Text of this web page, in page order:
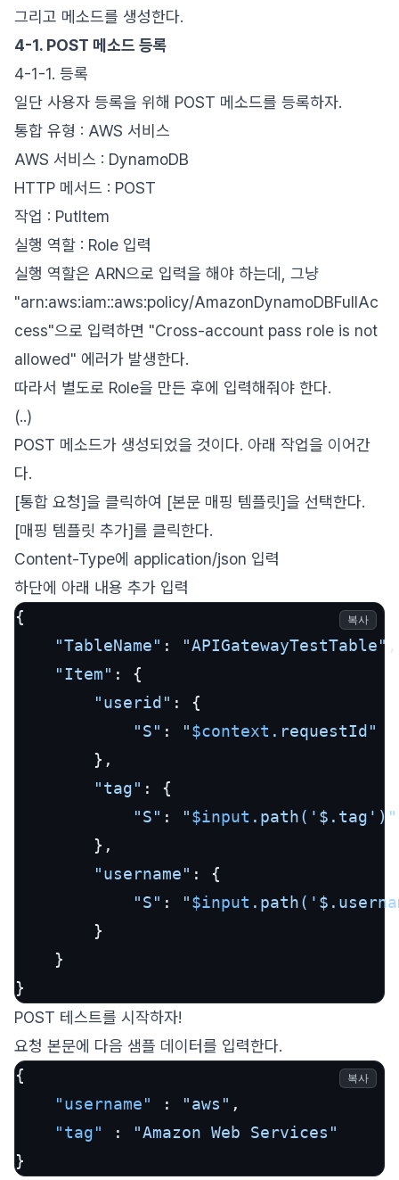
그리고 메소드를 생성한다.
4-1. POST 메소드 등록
4-1-1. 등록
일단 사용자 등록을 위해 POST 메소드를 등록하자.
통합 유형 : AWS 서비스
AWS 서비스 : DynamoDB
HTTP 메서드 : POST
작업 : PutItem
실행 역할 : Role 입력
실행 역할은 ARN으로 입력을 해야 하는데, 그냥
"arn:aws:iam::aws:policy/AmazonDynamoDBFullAc
cess"으로 입력하면 "Cross-account pass role is not
allowed" 에러가 발생한다.
따라서 별도로 Role을 만든 후에 입력해줘야 한다.
(..)
POST 메소드가 생성되었을 것이다. 아래 작업을 이어간
다.
[통합 요청]을 클릭하여 [본문 매핑 템플릿]을 선택한다.
[매핑 템플릿 추가]를 클릭한다.
Content-Type에 application/json 입력
하단에 아래 내용 추가 입력
{
"TableName" : "APIGatewayTestTable" ,
"Item" : {
"userid" : {
"S" : "$context .requestId"
        },
"tag" : {
"S" : "$input .path('$.tag')"
        },
"username" : {
"S" : "$input
        }
    }
}
복사
POST 테스트를 시작하자!
요청 본문에 다음 샘플 데이터를 입력한다.
{
"username"
: "aws" ,
"tag"
:
"Amazon Web Services"
}
복사